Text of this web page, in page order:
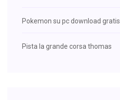
Pokemon su pc download gratis
Pista la grande corsa thomas